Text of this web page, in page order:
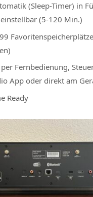
(Sleep-Timer) in
(5-120 Min.)
Fernbedienung,
App oder direkt am
Ready